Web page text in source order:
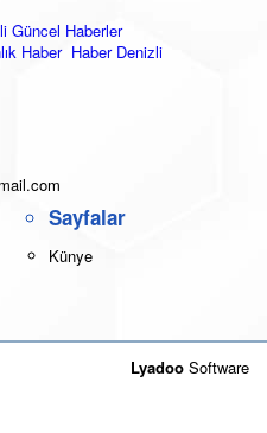
Güncel Haberler
Haber Haber Denizli
Sayfalar
Künye
Lyadoo Software